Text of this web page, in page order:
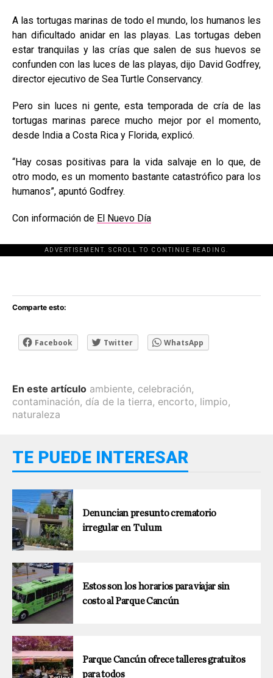
A las tortugas marinas de todo el mundo, los humanos les
han dificultado anidar en las playas. Las tortugas deben
estar tranquilas y las crías que salen de sus huevos se
confunden con las luces de las playas, dijo David Godfrey,
director ejecutivo de Sea Turtle Conservancy.
Pero sin luces ni gente, esta temporada de cría de las
tortugas marinas parece mucho mejor por el momento,
desde India a Costa Rica y Florida, explicó.
“Hay cosas positivas para la vida salvaje en lo que, de
otro modo, es un momento bastante catastrófico para los
humanos”, apuntó Godfrey.
Con información de El Nuevo Día
ADVERTISEMENT. SCROLL TO CONTINUE READING.
[adsforwp id="243463"]
Comparte esto:
Facebook Twitter WhatsApp
En este artículo ambiente, celebración,
contaminación, día de la tierra, encorto, limpio,
naturaleza
TE PUEDE INTERESAR
Denuncian presunto crematorio
irregular en Tulum
Estos son los horarios para viajar sin
costo al Parque Cancún
Parque Cancún ofrece talleres gratuitos
para todos